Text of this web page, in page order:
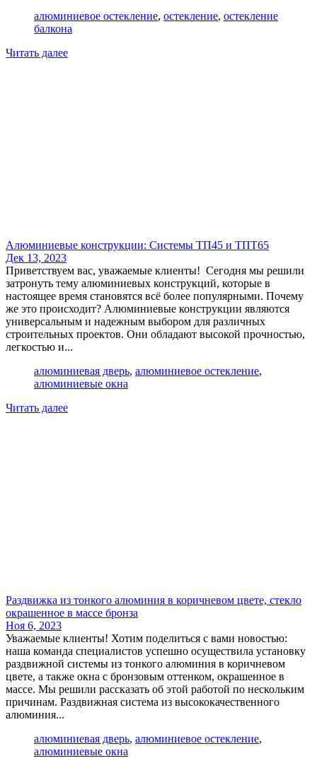
алюминиевое остекление, остекление, остекление
балкона
Читать далее
Алюминиевые конструкции: Системы ТП45 и ТПТ65
Дек 13, 2023
Приветствуем вас, уважаемые клиенты! Сегодня мы решили
затронуть тему алюминиевых конструкций, которые в
настоящее время становятся всё более популярными. Почему
же это происходит? Алюминиевые конструкции являются
универсальным и надежным выбором для различных
строительных проектов. Они обладают высокой прочностью,
легкостью и...
алюминиевая дверь, алюминиевое остекление,
алюминиевые окна
Читать далее
Раздвижка из тонкого алюминия в коричневом цвете, стекло
окрашенное в массе бронза
Ноя 6, 2023
Уважаемые клиенты! Хотим поделиться с вами новостью:
наша команда специалистов успешно осуществила установку
раздвижной системы из тонкого алюминия в коричневом
цвете, а также окна с бронзовым оттенком, окрашенное в
массе. Мы решили рассказать об этой работой по нескольким
причинам. Раздвижная система из высококачественного
алюминия...
алюминиевая дверь, алюминиевое остекление,
алюминиевые окна